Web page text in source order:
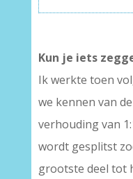
Kun je iets
Ik werkte toen
we kennen van
verhouding van
wordt gesplitst
grootste deel tot